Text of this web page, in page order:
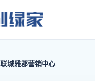
联城雅郡营销中心